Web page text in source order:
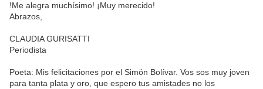
!Me alegra muchísimo! ¡Muy merecido!
Abrazos,
CLAUDIA GURISATTI
Periodista
Poeta: Mis felicitaciones por el Simón Bolívar. Vos sos muy joven
para tanta plata y oro, que espero tus amistades no los